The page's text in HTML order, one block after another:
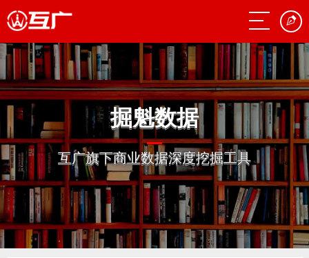
掘魁数据
互广旗下商业数据深度挖掘工具